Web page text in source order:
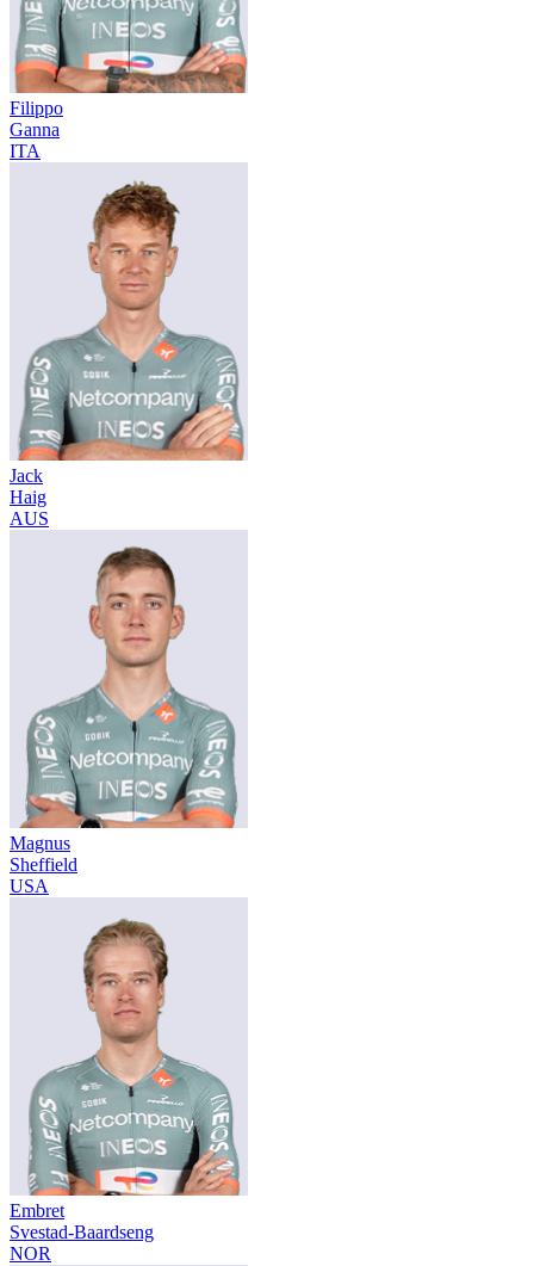
Filippo
Ganna
ITA
Jack
Haig
AUS
Magnus
Sheffield
USA
Embret
Svestad-Baardseng
NOR